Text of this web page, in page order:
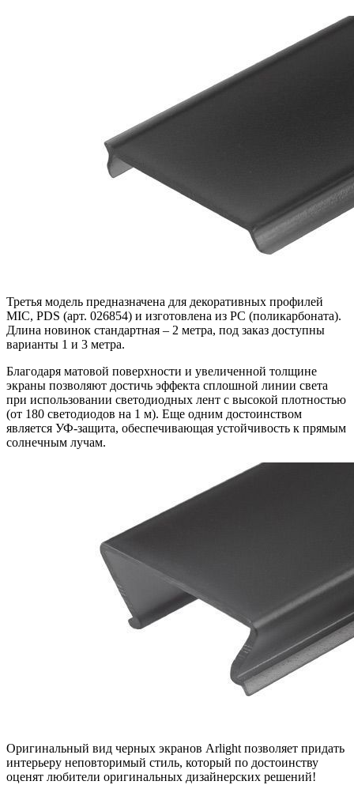
Третья модель предназначена для декоративных профилей
MIC, PDS (арт. 026854) и изготовлена из PC (поликарбоната).
Длина новинок стандартная – 2 метра, под заказ доступны
варианты 1 и 3 метра.
Благодаря матовой поверхности и увеличенной толщине
экраны позволяют достичь эффекта сплошной линии света
при использовании светодиодных лент с высокой плотностью
(от 180 светодиодов на 1 м). Еще одним достоинством
является УФ-защита, обеспечивающая устойчивость к прямым
солнечным лучам.
Оригинальный вид черных экранов Arlight позволяет придать
интерьеру неповторимый стиль, который по достоинству
оценят любители оригинальных дизайнерских решений!